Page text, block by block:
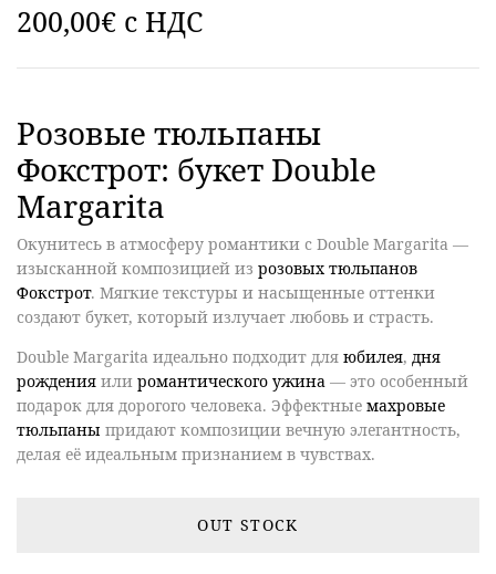
200,00€ c НДС
Розовые тюльпаны
Фокстрот: букет Double
Margarita
Окунитесь в атмосферу романтики с Double Margarita —
изысканной композицией из розовых тюльпанов
Фокстрот. Мягкие текстуры и насыщенные оттенки
создают букет, который излучает любовь и страсть.
Double Margarita идеально подходит для юбилея, дня
рождения или романтического ужина — это особенный
подарок для дорогого человека. Эффектные махровые
тюльпаны придают композиции вечную элегантность,
делая её идеальным признанием в чувствах.
OUT STOCK